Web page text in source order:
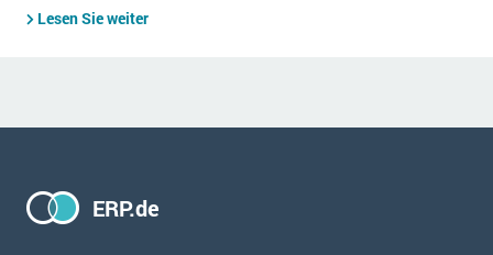
Lesen Sie weiter
ERP.de